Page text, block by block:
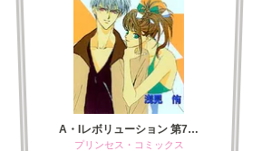
A・Iレボリューション 第7…
プリンセス・コミックス